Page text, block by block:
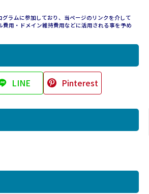
ラムに参加しており、当ページのリンクを介して
用・ドメイン維持費用などに活用される事を予め
LINE Pinterest